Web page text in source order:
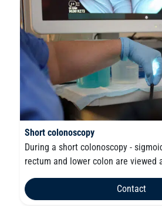
Short colonoscopy
During a short colonoscopy -
rectum and lower colon are viewed
Contact